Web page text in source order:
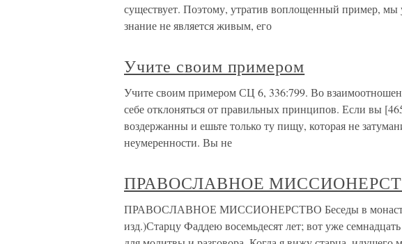
существует. Поэтому, утратив воплощенный пример,
знание не является живым, его
Учите своим примером
Учите своим примером СЦ 6, 336:799. Во
себе отклоняться от правильных принципов. Если вы
воздержанны и ешьте только ту пищу, которая не
неумеренности. Вы не
ПРАВОСЛАВНОЕ
ПРАВОСЛАВНОЕ МИССИОНЕРСТВО Беседы в
изд.)Старцу Фаддею восемьдесят лет; вот уже